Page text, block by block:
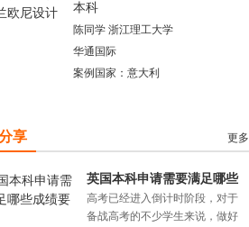
本科
陈同学 浙江理工大学
华通国际
案例国家：意大利
享 更多
英国本科申请需要满足哪些
成绩要求？
高考已经进入倒计时阶段，对于
备战高考的不少学生来说，做好